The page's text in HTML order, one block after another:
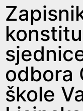
odbora
škole